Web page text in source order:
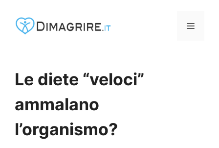
MENU
Le diete “veloci”
ammalano
l’organismo?